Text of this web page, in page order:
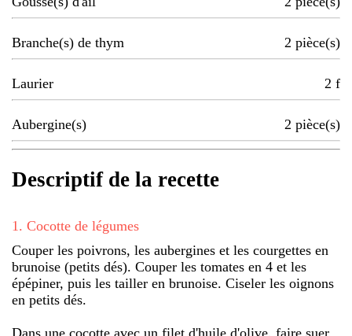
Branche(s) de thym 2 pièce(s)
Laurier 2 f
Aubergine(s) 2 pièce(s)
Descriptif de la recette
1 . Cocotte de légumes
Couper les poivrons, les aubergines et les courgettes en
brunoise (petits dés). Couper les tomates en 4 et les
épépiner, puis les tailler en brunoise. Ciseler les oignons
en petits dés.
Dans une cocotte avec un filet d'huile d'olive, faire suer